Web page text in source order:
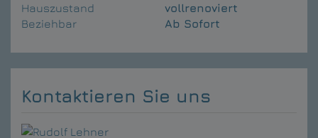
Hauszustand
vollrenoviert
Beziehbar
Ab Sofort
Kontaktieren Sie uns